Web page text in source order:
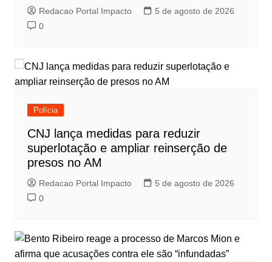
Redacao Portal Impacto
5 de agosto de 2026
0
Polícia
CNJ lança medidas para reduzir
superlotação e ampliar reinserção de
presos no AM
Redacao Portal Impacto
5 de agosto de 2026
0